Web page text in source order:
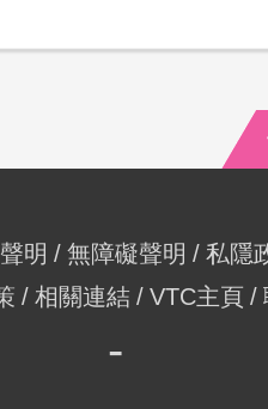
明 無障礙聲明
私隱
相關連結 VTC主頁